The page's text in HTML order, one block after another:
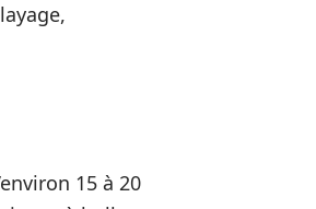
15 à 20